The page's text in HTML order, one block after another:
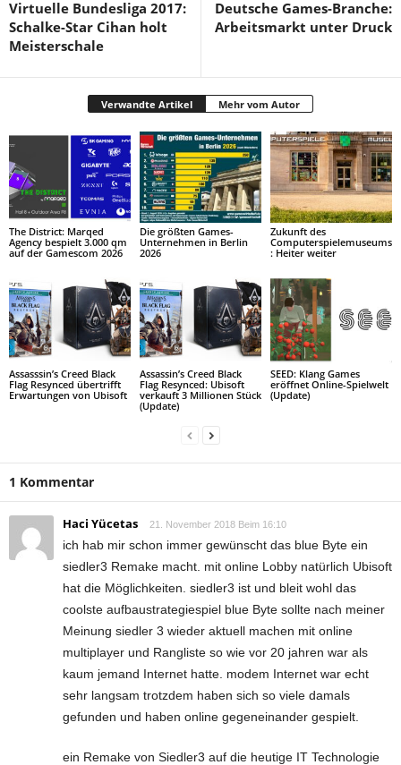
Virtuelle Bundesliga 2017:
Schalke-Star Cihan holt
Meisterschale
Deutsche Games-Branche:
Arbeitsmarkt unter Druck
Verwandte Artikel Mehr vom Autor
The District: Marqed
Agency bespielt 3.000 qm
auf der Gamescom 2026
Die größten Games-
Unternehmen in Berlin
2026
Zukunft des
Computerspielemuseums
: Heiter weiter
Assasssin’s Creed Black
Flag Resynced übertrifft
Erwartungen von Ubisoft
Assassin’s Creed Black
Flag Resynced: Ubisoft
verkauft 3 Millionen Stück
(Update)
SEED: Klang Games
eröffnet Online-Spielwelt
(Update)
1 Kommentar
Haci Yücetas 21. November 2018 Beim 16:10
ich hab mir schon immer gewünscht das blue Byte ein
siedler3 Remake macht. mit online Lobby natürlich Ubisoft
hat die Möglichkeiten. siedler3 ist und bleit wohl das
coolste aufbaustrategiespiel blue Byte sollte nach meiner
Meinung siedler 3 wieder aktuell machen mit online
multiplayer und Rangliste so wie vor 20 jahren war als
kaum jemand Internet hatte. modem Internet war echt
sehr langsam trotzdem haben sich so viele damals
gefunden und haben online gegeneinander gespielt.
ein Remake von Siedler3 auf die heutige IT Technologie